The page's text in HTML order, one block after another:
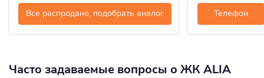
Все распродано, подобрать аналог Телефон
Часто задаваемые вопросы о ЖК ALIA